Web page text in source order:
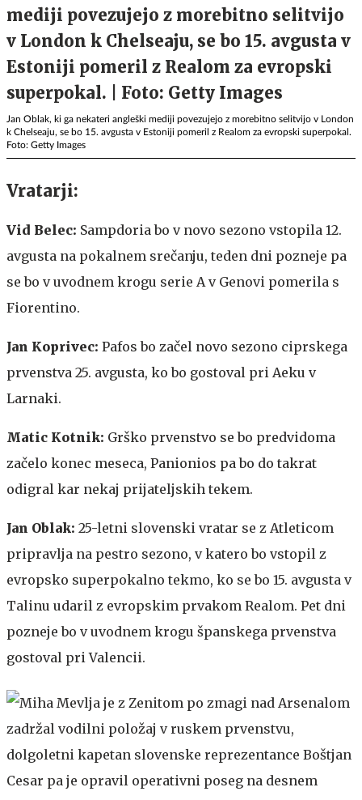
Jan Oblak, ki ga nekateri angleški mediji povezujejo z morebitno selitvijo v London
k Chelseaju, se bo 15. avgusta v Estoniji pomeril z Realom za evropski superpokal.
Foto: Getty Images
Vratarji:
Vid Belec: Sampdoria bo v novo sezono vstopila 12.
avgusta na pokalnem srečanju, teden dni pozneje pa
se bo v uvodnem krogu serie A v Genovi pomerila s
Fiorentino.
Jan Koprivec: Pafos bo začel novo sezono ciprskega
prvenstva 25. avgusta, ko bo gostoval pri Aeku v
Larnaki.
Matic Kotnik: Grško prvenstvo se bo predvidoma
začelo konec meseca, Panionios pa bo do takrat
odigral kar nekaj prijateljskih tekem.
Jan Oblak: 25-letni slovenski vratar se z Atleticom
pripravlja na pestro sezono, v katero bo vstopil z
evropsko superpokalno tekmo, ko se bo 15. avgusta v
Talinu udaril z evropskim prvakom Realom. Pet dni
pozneje bo v uvodnem krogu španskega prvenstva
gostoval pri Valencii.